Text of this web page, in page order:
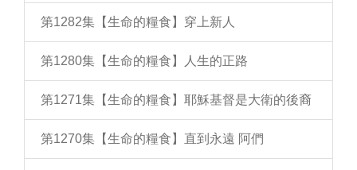
第1282集【生命的糧食】穿上新人
第1280集【生命的糧食】人生的正路
第1271集【生命的糧食】耶穌基督是大衛的後裔
第1270集【生命的糧食】直到永遠 阿們